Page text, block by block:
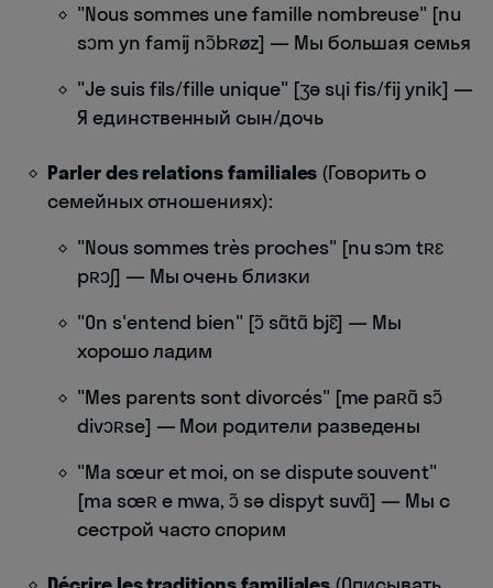
"Nous sommes une famille nombreuse" [nu
sɔm yn famij nɔ̃bʀøz] — Мы большая семья
"Je suis fils/fille unique" [ʒə sɥi fis/fij ynik] —
Я единственный сын/дочь
Parler des relations familiales (Говорить о
семейных отношениях):
"Nous sommes très proches" [nu sɔm tʀɛ
pʀɔʃ] — Мы очень близки
"On s'entend bien" [ɔ̃ sɑ̃tɑ̃ bjɛ̃] — Мы
хорошо ладим
"Mes parents sont divorcés" [me paʀɑ̃ sɔ̃
divɔʀse] — Мои родители разведены
"Ma sœur et moi, on se dispute souvent"
[ma sœʀ e mwa, ɔ̃ sə dispyt suvɑ̃] — Мы с
сестрой часто спорим